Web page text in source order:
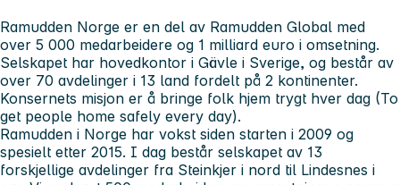
Ramudden Norge er en del av Ramudden Global med
over 5 000 medarbeidere og 1 milliard euro i omsetning.
Selskapet har hovedkontor i Gävle i Sverige, og består av
over 70 avdelinger i 13 land fordelt på 2 kontinenter.
Konsernets misjon er å bringe folk hjem trygt hver dag (To
get people home safely every day).
Ramudden i Norge har vokst siden starten i 2009 og
spesielt etter 2015. I dag består selskapet av 13
forskjellige avdelinger fra Steinkjer i nord til Lindesnes i